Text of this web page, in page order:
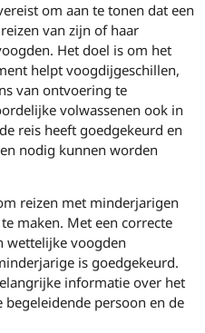
om aan te tonen dat een
van zijn of haar
Het doel is om het
helpt voogdijgeschillen,
van ontvoering te
volwassenen ook in
reis heeft goedgekeurd en
nodig kunnen worden
reizen met minderjarigen
maken. Met een correcte
wettelijke voogden
is goedgekeurd.
informatie over het
persoon en de